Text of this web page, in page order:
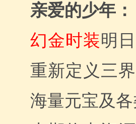
亲爱的少年：
幻金时装明
重新定义三
海量元宝及